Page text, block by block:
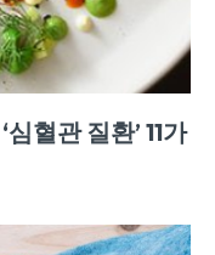
혈관 질환’ 11가